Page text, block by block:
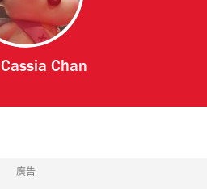
Cassia Chan
廣告